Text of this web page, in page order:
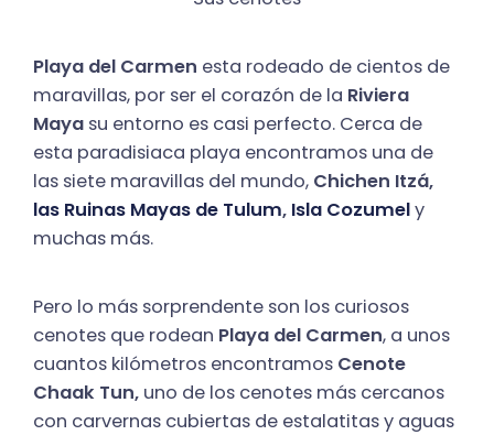
Playa del Carmen esta rodeado de cientos de
maravillas, por ser el corazón de la Riviera
Maya su entorno es casi perfecto. Cerca de
esta paradisiaca playa encontramos una de
las siete maravillas del mundo, Chichen Itzá,
las Ruinas Mayas de Tulum, Isla Cozumely
muchas más.
Pero lo más sorprendente son los curiosos
cenotes que rodean Playa del Carmen, a unos
cuantos kilómetros encontramos Cenote
Chaak Tun, uno de los cenotes más cercanos
con carvernas cubiertas de estalatitas y aguas